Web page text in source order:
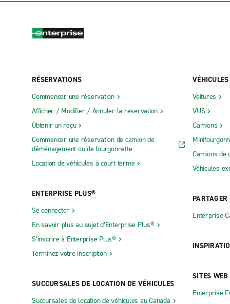
RÉSERVATIONS
Commencer une réservation
Afficher / Modifier / Annuler la reservation
Obtenir un reçu
Commencer une réservation de camion de
déménagement ou de fourgonnette
Location de véhicules à court terme
ENTERPRISE PLUS®
Se connecter
En savoir plus au sujet d’Enterprise Plus®
S’inscrire à Enterprise Plus®
Terminez votre inscription
SUCCURSALES DE LOCATION DE VÉHICULES
Succursales de location de véhicules au Canada
VÉHICULES
Voitures
VUS
Camions
Camions de
Véhicules
PARTAGER
Enterprise
SITES
Enterprise